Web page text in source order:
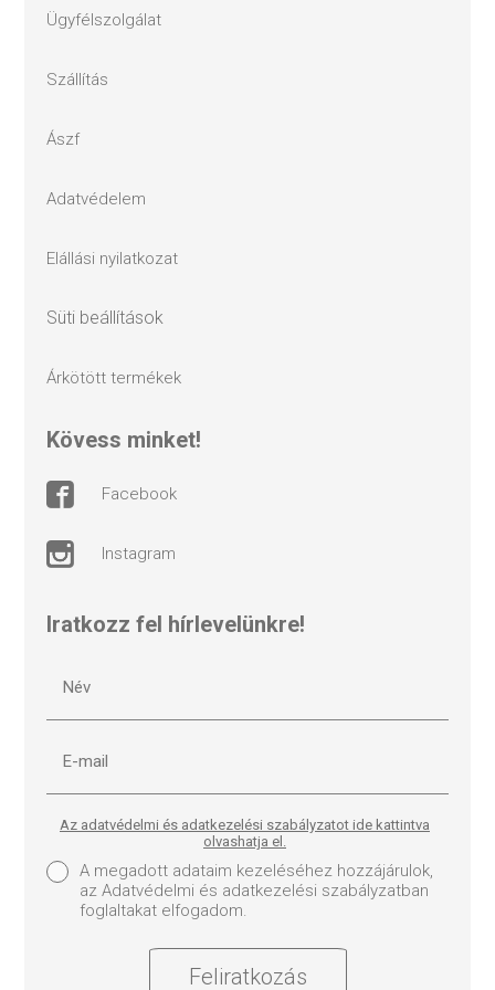
ügyfélszolgálat
szállítás
ászf
adatvédelem
elállási nyilatkozat
süti beállítások
árkötött termékek
kövess minket!
facebook
instagram
Iratkozz fel hírlevelünkre!
Az adatvédelmi és adatkezelési szabályzatot ide kattintva
olvashatja el.
A megadott adataim kezeléséhez hozzájárulok,
az Adatvédelmi és adatkezelési szabályzatban
foglaltakat elfogadom.
Feliratkozás